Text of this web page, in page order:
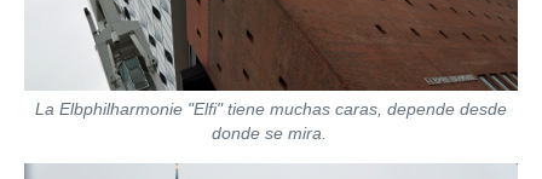
La Elbphilharmonie "Elfi" tiene muchas caras, depende desde
donde se mira.